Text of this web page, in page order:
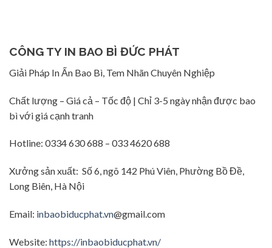
CÔNG TY IN BAO BÌ ĐỨC PHÁT
Giải Pháp In Ấn Bao Bì, Tem Nhãn Chuyên Nghiệp
Chất lượng – Giá cả – Tốc độ | Chỉ 3-5 ngày nhận được bao
bì với giá cạnh tranh
Hotline: 0334 630 688 – 033 4620 688
Xưởng sản xuất: Số 6, ngõ 142 Phú Viên, Phường Bồ Đề,
Long Biên, Hà Nội
Email: inbaobiducphat.vn@gmail.com
Website: https://inbaobiducphat.vn/